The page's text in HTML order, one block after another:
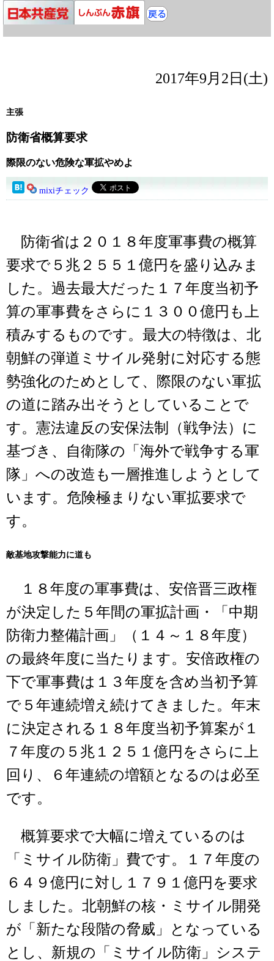
2017年9月2日(土)
主張
防衛省概算要求
際限のない危険な軍拡やめよ
mixiチェック
防衛省は２０１８年度軍事費の概算
要求で５兆２５５１億円を盛り込みま
した。過去最大だった１７年度当初予
算の軍事費をさらに１３００億円も上
積みするものです。最大の特徴は、北
朝鮮の弾道ミサイル発射に対応する態
勢強化のためとして、際限のない軍拡
の道に踏み出そうとしていることで
す。憲法違反の安保法制（戦争法）に
基づき、自衛隊の「海外で戦争する軍
隊」への改造も一層推進しようとして
います。危険極まりない軍拡要求で
す。
敵基地攻撃能力に道も
１８年度の軍事費は、安倍晋三政権
が決定した５年間の軍拡計画・「中期
防衛力整備計画」（１４～１８年度）
の最終年度に当たります。安倍政権の
下で軍事費は１３年度を含め当初予算
で５年連続増え続けてきました。年末
に決定される１８年度当初予算案が１
７年度の５兆１２５１億円をさらに上
回り、６年連続の増額となるのは必至
です。
概算要求で大幅に増えているのは
「ミサイル防衛」費です。１７年度の
６４９億円に対し１７９１億円を要求
しました。北朝鮮の核・ミサイル開発
が「新たな段階の脅威」となっている
とし、新規の「ミサイル防衛」システ